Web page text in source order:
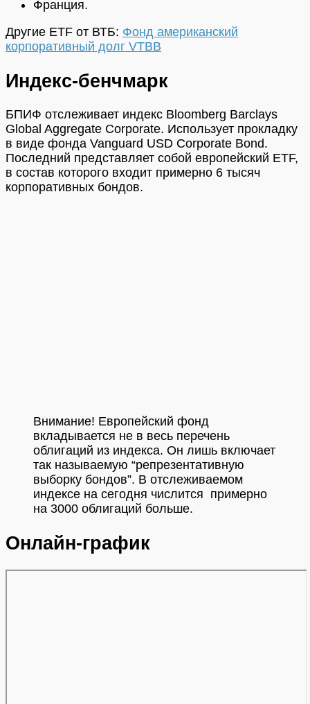
Франция.
Другие ETF от ВТБ: Фонд американский
корпоративный долг VTBB
Индекс-бенчмарк
БПИФ отслеживает индекс Bloomberg Barclays
Global Aggregate Corporate. Использует прокладку
в виде фонда Vanguard USD Corporate Bond.
Последний представляет собой европейский ETF,
в состав которого входит примерно 6 тысяч
корпоративных бондов.
Внимание! Европейский фонд
вкладывается не в весь перечень
облигаций из индекса. Он лишь включает
так называемую “репрезентативную
выборку бондов”. В отслеживаемом
индексе на сегодня числится примерно
на 3000 облигаций больше.
Онлайн-график